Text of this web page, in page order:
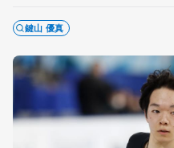
鍵山 優真